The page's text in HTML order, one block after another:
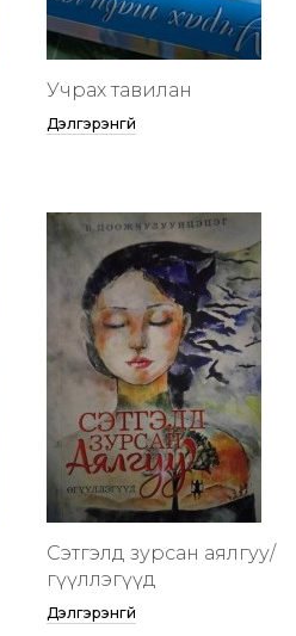
Учрах тавилан
Дэлгэрэнгүй
Сэтгэлд зурсан аялгуу/
өгүүллэгүүд
Дэлгэрэнгүй